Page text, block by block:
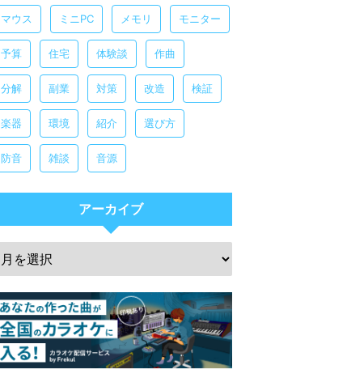
マウス ミニPC メモリ モニター
予算 住宅 体験談 作曲
分解 副業 対策 改造 検証
楽器 環境 紹介 選び方
防音 雑談 音源
アーカイブ